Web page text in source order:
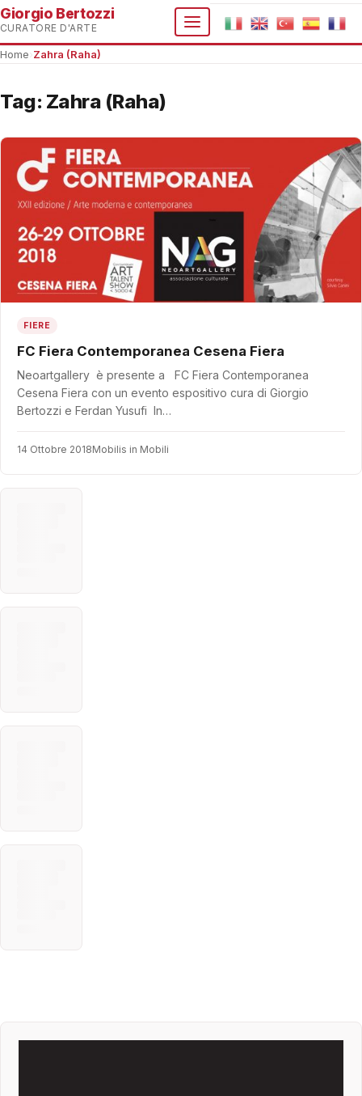
Giorgio Bertozzi
CURATORE D'ARTE
Home Zahra (Raha)
Tag: Zahra (Raha)
FIERE
FC Fiera Contemporanea Cesena Fiera
Neoartgallery è presente a FC Fiera Contemporanea
Cesena Fiera con un evento espositivo cura di Giorgio
Bertozzi e Ferdan Yusufi In…
14 Ottobre 2018Mobilis in Mobili